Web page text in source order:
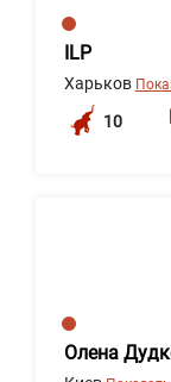
ILP
Харьков
10
Олена